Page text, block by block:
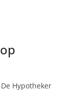
Hypotheker